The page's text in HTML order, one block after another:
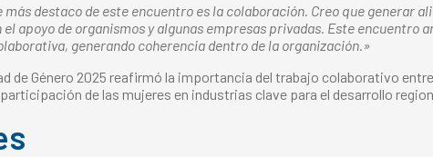
más destaco de este encuentro es la colaboración. Creo que generar
apoyo de organismos y algunas empresas privadas. Este encuentro
generando coherencia dentro de la organización.»
de Género 2025 reafirmó la importancia del trabajo colaborativo
de las mujeres en industrias clave para el desarrollo